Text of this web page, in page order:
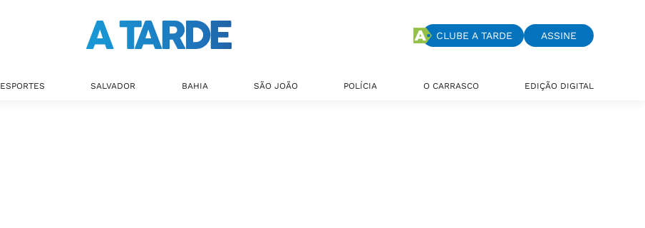
CLUBE A TARDE ASSINE
ESPORTES SALVADOR BAHIA SÃO JOÃO POLÍCIA O CARRASCO EDIÇÃO DIGITAL